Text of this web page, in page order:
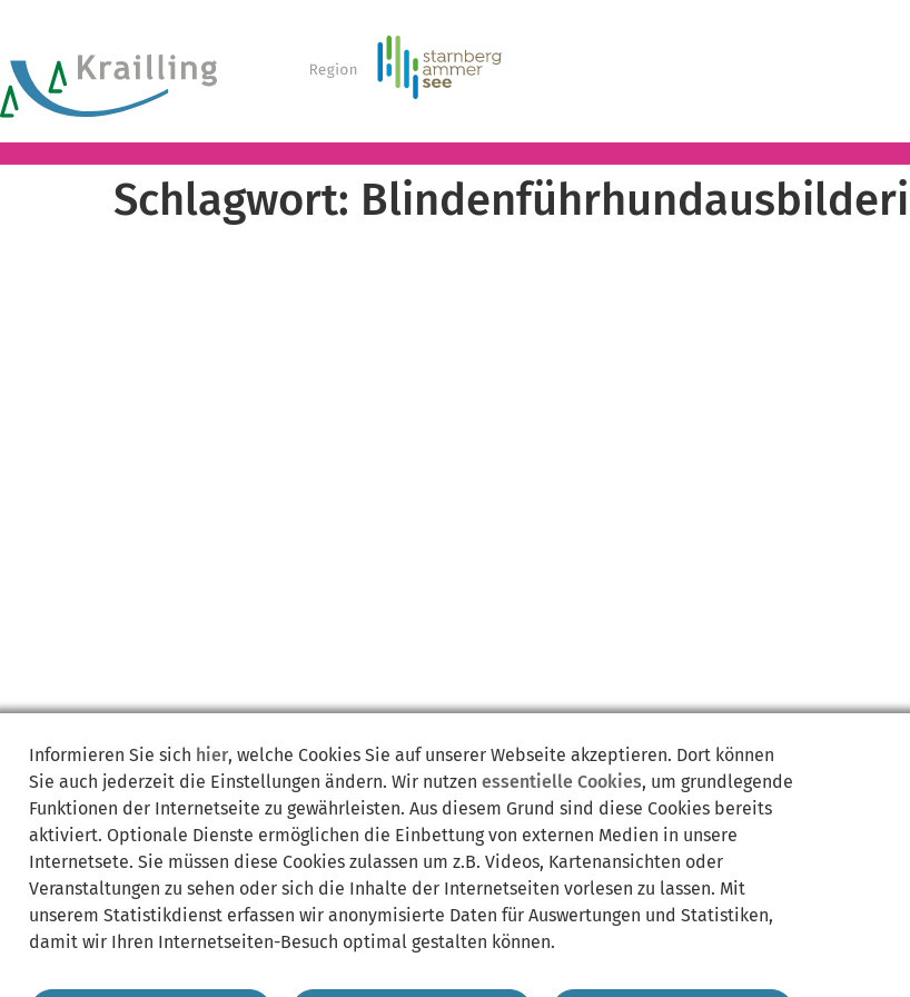
Schlagwort:
Informieren Sie sich hier, welche Cookies Sie auf unserer Webseite akzeptieren. Dort können
Sie auch jederzeit die Einstellungen ändern. Wir nutzen essentielle Cookies, um grundlegende
Funktionen der Internetseite zu gewährleisten. Aus diesem Grund sind diese Cookies bereits
aktiviert. Optionale Dienste ermöglichen die Einbettung von externen Medien in unsere
Internetsete. Sie müssen diese Cookies zulassen um z.B. Videos, Kartenansichten oder
Veranstaltungen zu sehen oder sich die Inhalte der Internetseiten vorlesen zu lassen. Mit
unserem Statistikdienst erfassen wir anonymisierte Daten für Auswertungen und Statistiken,
damit wir Ihren Internetseiten-Besuch optimal gestalten können.